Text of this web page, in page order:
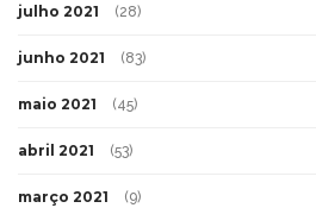
julho 2021 (28)
junho 2021 (83)
maio 2021 (45)
abril 2021 (53)
março 2021 (9)